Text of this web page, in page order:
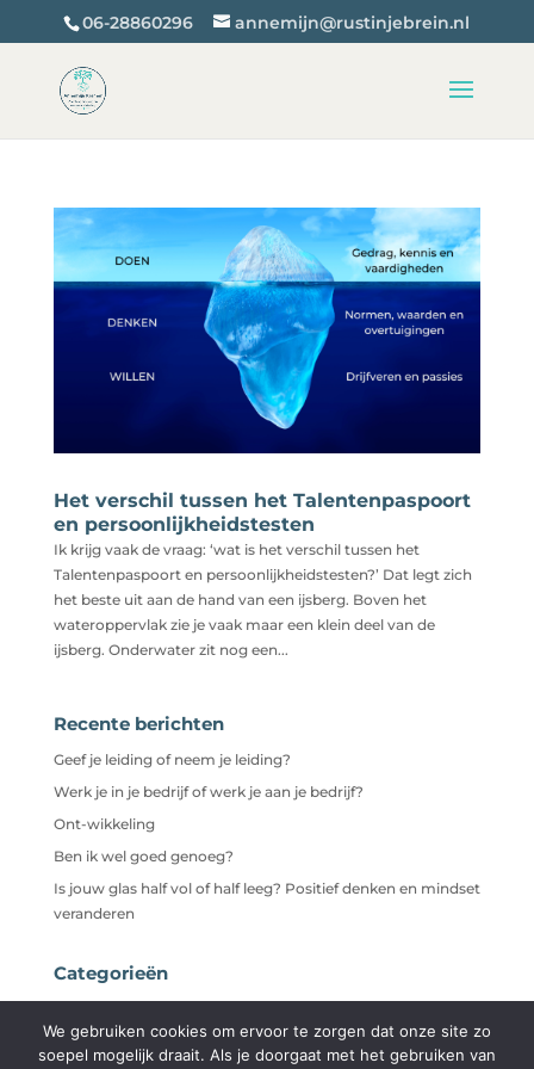
06-28860296 annemijn@rustinjebrein.nl
Het verschil tussen het Talentenpaspoort
en persoonlijkheidstesten
Ik krijg vaak de vraag: ‘wat is het verschil tussen het
Talentenpaspoort en persoonlijkheidstesten?’ Dat legt zich
het beste uit aan de hand van een ijsberg. Boven het
wateroppervlak zie je vaak maar een klein deel van de
ijsberg. Onderwater zit nog een...
Recente berichten
Geef je leiding of neem je leiding?
Werk je in je bedrijf of werk je aan je bedrijf?
Ont-wikkeling
Ben ik wel goed genoeg?
Is jouw glas half vol of half leeg? Positief denken en mindset
veranderen
Categorieën
We gebruiken cookies om ervoor te zorgen dat onze site zo
soepel mogelijk draait. Als je doorgaat met het gebruiken van